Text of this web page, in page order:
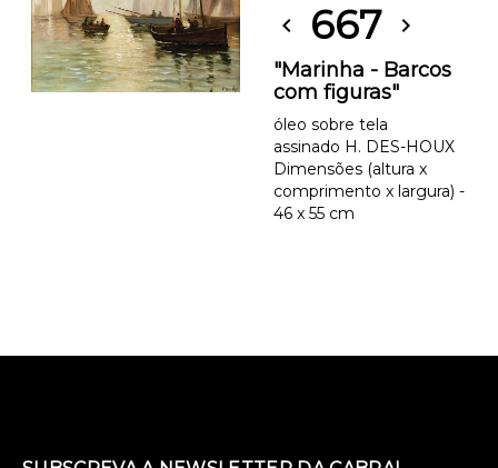
chevron_left 667 chevron_right
"Marinha - Barcos
com figuras"
óleo sobre tela
assinado H. DES-HOUX
Dimensões (altura x
comprimento x largura) -
46 x 55 cm